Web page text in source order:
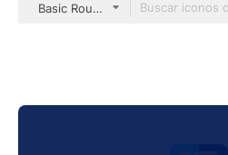
Basic Rounded Flat